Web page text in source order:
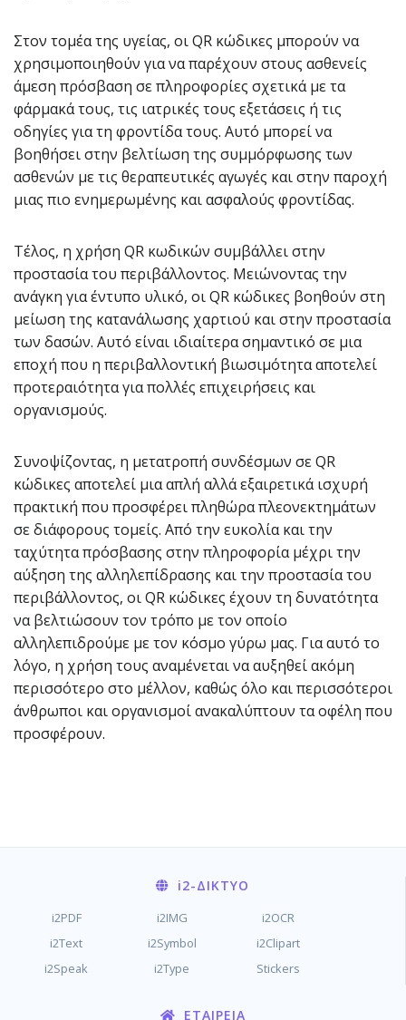
Στον τομέα της υγείας, οι QR κώδικες μπορούν να
χρησιμοποιηθούν για να παρέχουν στους ασθενείς
άμεση πρόσβαση σε πληροφορίες σχετικά με τα
φάρμακά τους, τις ιατρικές τους εξετάσεις ή τις
οδηγίες για τη φροντίδα τους. Αυτό μπορεί να
βοηθήσει στην βελτίωση της συμμόρφωσης των
ασθενών με τις θεραπευτικές αγωγές και στην παροχή
μιας πιο ενημερωμένης και ασφαλούς φροντίδας.
Τέλος, η χρήση QR κωδικών συμβάλλει στην
προστασία του περιβάλλοντος. Μειώνοντας την
ανάγκη για έντυπο υλικό, οι QR κώδικες βοηθούν στη
μείωση της κατανάλωσης χαρτιού και στην προστασία
των δασών. Αυτό είναι ιδιαίτερα σημαντικό σε μια
εποχή που η περιβαλλοντική βιωσιμότητα αποτελεί
προτεραιότητα για πολλές επιχειρήσεις και
οργανισμούς.
Συνοψίζοντας, η μετατροπή συνδέσμων σε QR
κώδικες αποτελεί μια απλή αλλά εξαιρετικά ισχυρή
πρακτική που προσφέρει πληθώρα πλεονεκτημάτων
σε διάφορους τομείς. Από την ευκολία και την
ταχύτητα πρόσβασης στην πληροφορία μέχρι την
αύξηση της αλληλεπίδρασης και την προστασία του
περιβάλλοντος, οι QR κώδικες έχουν τη δυνατότητα
να βελτιώσουν τον τρόπο με τον οποίο
αλληλεπιδρούμε με τον κόσμο γύρω μας. Για αυτό το
λόγο, η χρήση τους αναμένεται να αυξηθεί ακόμη
περισσότερο στο μέλλον, καθώς όλο και περισσότεροι
άνθρωποι και οργανισμοί ανακαλύπτουν τα οφέλη που
προσφέρουν.
i2-ΔΊΚΤΥΟ
i2PDF i2IMG
i2OCR
i2Text
i2Symbol
i2Clipart
i2Speak
i2Type Stickers
ΕΤΑΙΡΕΊΑ